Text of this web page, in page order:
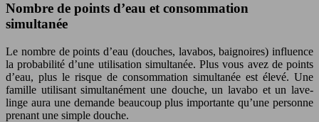
Nombre de points d’eau et consommation
simultanée
Le nombre de points d’eau (douches, lavabos, baignoires) influence
la probabilité d’une utilisation simultanée. Plus vous avez de points
d’eau, plus le risque de consommation simultanée est élevé. Une
famille utilisant simultanément une douche, un lavabo et un lave-
linge aura une demande beaucoup plus importante qu’une personne
prenant une simple douche.